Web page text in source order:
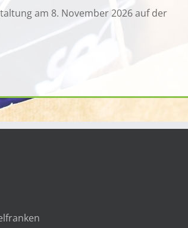
am 8. November 2026 auf der